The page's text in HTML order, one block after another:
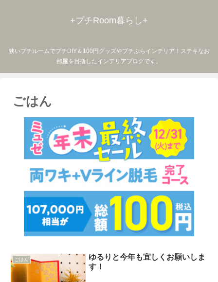
+プチRoom暮らし+
狭いプチルームでプチDIY＆100円グッズやプチぷらインテリア！ステキなお
部屋を目指したインテリアブログです。
ごはん
ごはん
ゆるりと今年も宜しくお願いしま
す！